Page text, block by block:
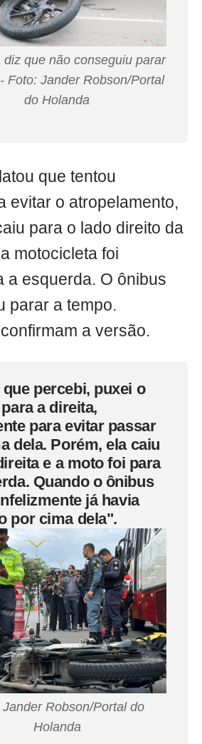
diz que não conseguiu parar
Foto: Jander Robson/Portal
do Holanda
que tentou
evitar o atropelamento,
para o lado direito da
motocicleta foi
a esquerda. O ônibus
parar a tempo.
a versão.
percebi, puxei o
a direita,
para evitar passar
dela. Porém, ela caiu
e a moto foi para
Quando o ônibus
já havia
por cima dela".
Jander Robson/Portal do
Holanda